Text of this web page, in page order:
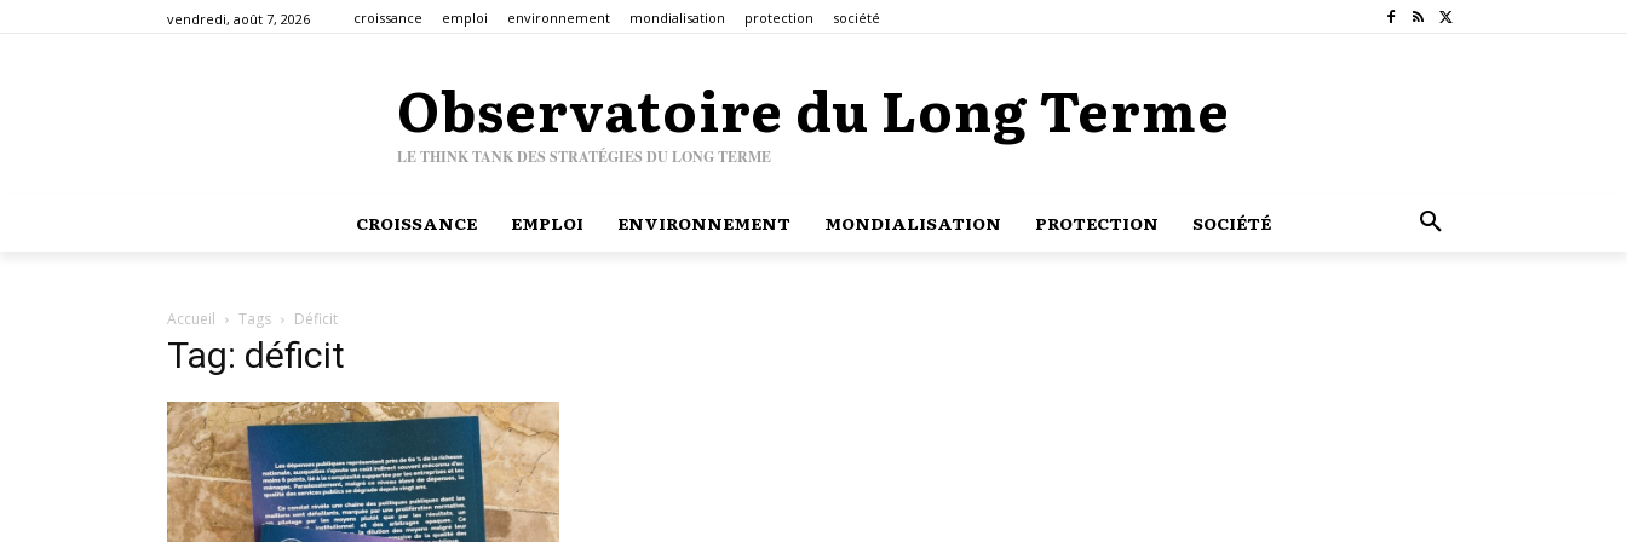
vendredi, août 7, 2026 croissance emploi environnement mondialisation protection société
Observatoire du Long Terme
LE THINK TANK DES STRATÉGIES DU LONG TERME
CROISSANCE EMPLOI ENVIRONNEMENT MONDIALISATION PROTECTION SOCIÉTÉ
Accueil Tags Déficit
Tag: déficit